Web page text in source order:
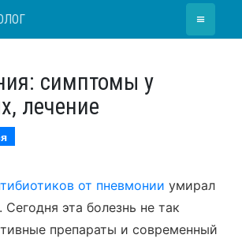
≡
симптомы у
лечение
от пневмонии умирал
эта болезнь не так
препараты и современный